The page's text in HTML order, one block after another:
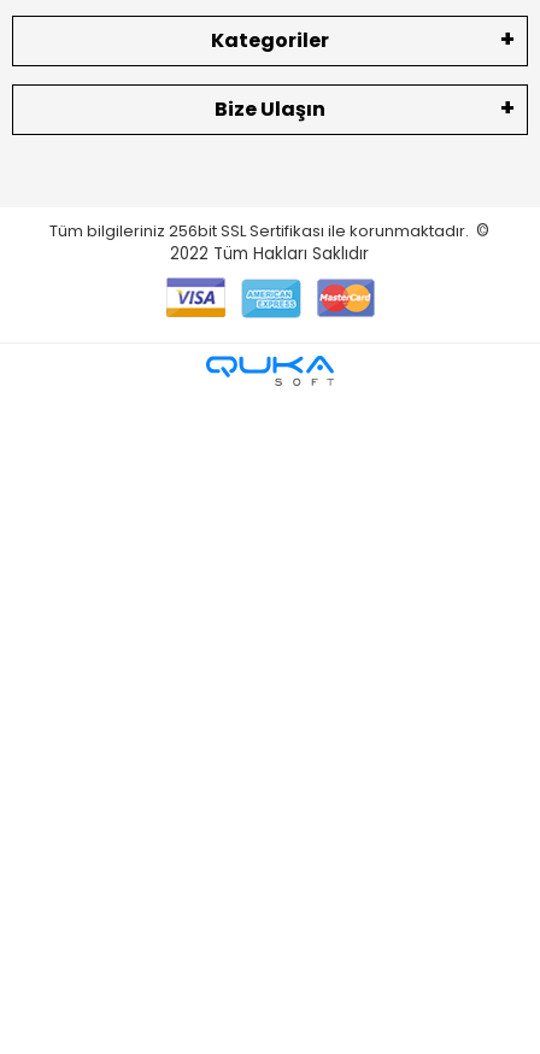
Kategoriler
Bize Ulaşın
Tüm bilgileriniz 256bit SSL Sertifikası ile korunmaktadır.©
2022 Tüm Hakları Saklıdır